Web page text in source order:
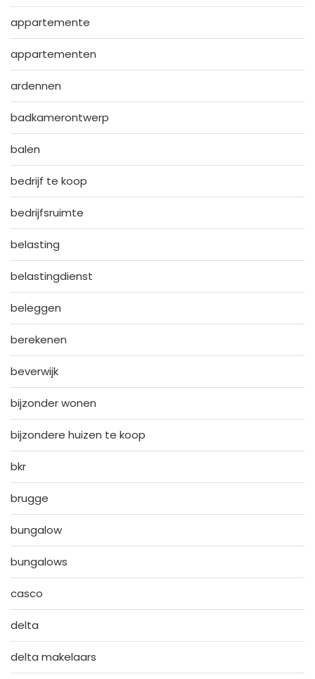
appartemente
appartementen
ardennen
badkamerontwerp
balen
bedrijf te koop
bedrijfsruimte
belasting
belastingdienst
beleggen
berekenen
beverwijk
bijzonder wonen
bijzondere huizen te koop
bkr
brugge
bungalow
bungalows
casco
delta
delta makelaars